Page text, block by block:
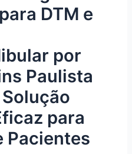
DTM e
por
Paulista
para
Pacientes